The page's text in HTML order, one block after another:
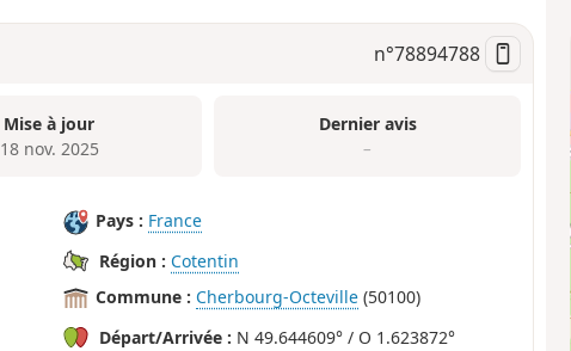
n°78894788
Mise à jour
18 nov. 2025
Dernier avis
–
Pays : France
Région : Cotentin
Commune : Cherbourg-Octeville (50100)
Départ/Arrivée : N 49.644609° / O 1.623872°